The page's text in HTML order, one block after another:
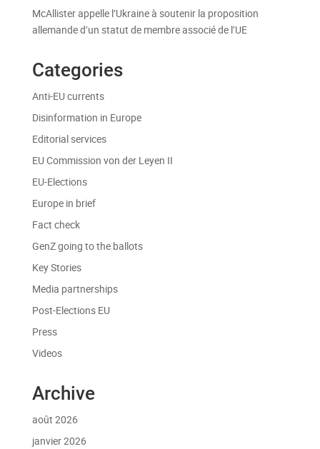
McAllister appelle l’Ukraine à soutenir la proposition
allemande d’un statut de membre associé de l’UE
Categories
Anti-EU currents
Disinformation in Europe
Editorial services
EU Commission von der Leyen II
EU-Elections
Europe in brief
Fact check
GenZ going to the ballots
Key Stories
Media partnerships
Post-Elections EU
Press
Videos
Archive
août 2026
janvier 2026